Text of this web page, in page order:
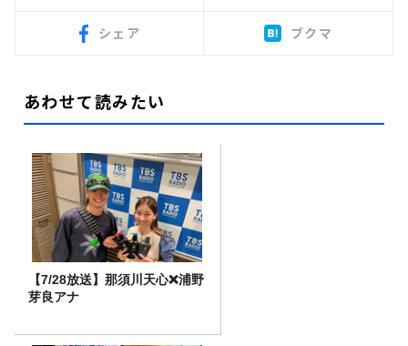
シェア ブクマ
あわせて読みたい
【7/28放送】那須川天心❌浦野
芽良アナ